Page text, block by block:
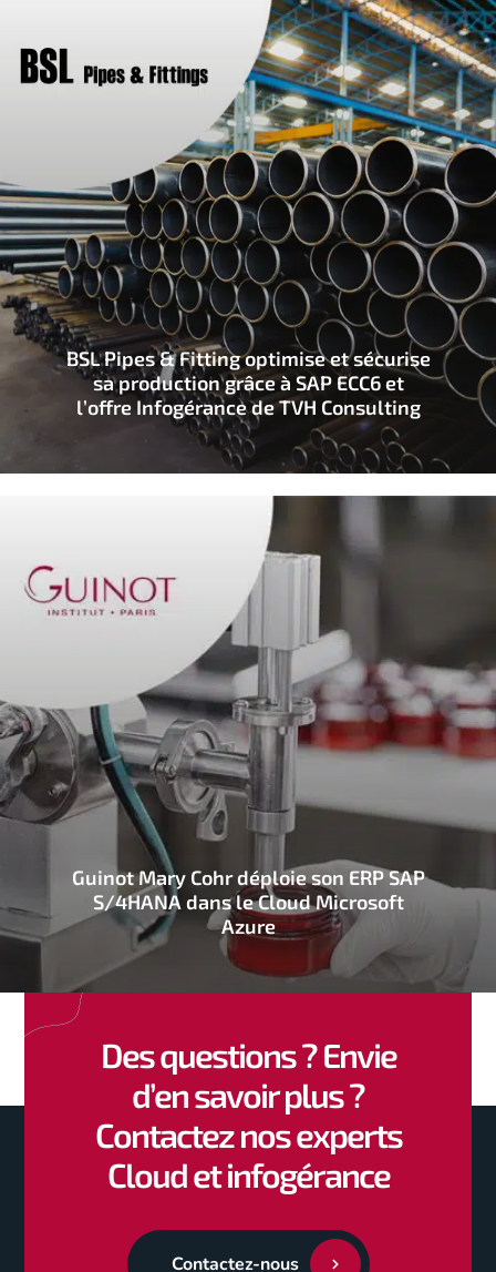
BSL Pipes & Fitting optimise et sécurise
sa production grâce à SAP ECC6 et
l’offre Infogérance de TVH Consulting
Guinot Mary Cohr déploie son ERP SAP
S/4HANA dans le Cloud Microsoft
Azure
Voir tous les témoignages
Des questions ? Envie
d’en savoir plus ?
Contactez nos experts
Cloud et infogérance
Contactez-nous